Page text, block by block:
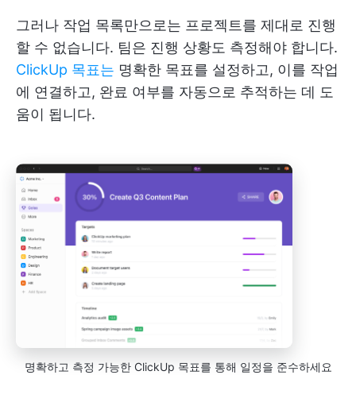
그러나 작업 목록만으로는 프로젝트를 제대로 진행
할 수 없습니다. 팀은 진행 상황도 측정해야 합니다.
ClickUp 목표는 명확한 목표를 설정하고, 이를 작업
에 연결하고, 완료 여부를 자동으로 추적하는 데 도
움이 됩니다.
명확하고 측정 가능한 ClickUp 목표를 통해 일정을 준수하세요